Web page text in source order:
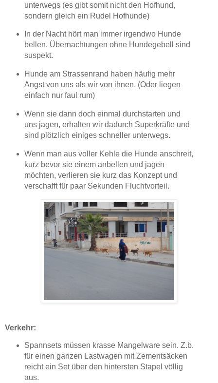
unterwegs (es gibt somit nicht den Hofhund,
sondern gleich ein Rudel Hofhunde)
In der Nacht hört man immer irgendwo Hunde
bellen. Übernachtungen ohne Hundegebell sind
suspekt.
Hunde am Strassenrand haben häufig mehr
Angst von uns als wir von ihnen. (Oder liegen
einfach nur faul rum)
Wenn sie dann doch einmal durchstarten und
uns jagen, erhalten wir dadurch Superkräfte und
sind plötzlich einiges schneller unterwegs.
Wenn man aus voller Kehle die Hunde anschreit,
kurz bevor sie einem anbellen und jagen
möchten, verlieren sie kurz das Konzept und
verschafft für paar Sekunden Fluchtvorteil.
Verkehr:
Spannsets müssen krasse Mangelware sein. Z.b.
für einen ganzen Lastwagen mit Zementsäcken
reicht ein Set über den hintersten Stapel völlig
aus.